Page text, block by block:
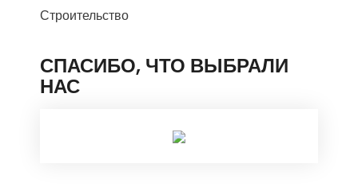
Строительство
СПАСИБО, ЧТО ВЫБРАЛИ
НАС